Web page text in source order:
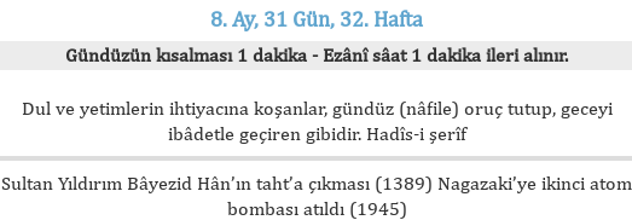
8. Ay, 31 Gün, 32. Hafta
Gündüzün kısalması 1 dakika - Ezânî sâat 1 dakika ileri alınır.
Dul ve yetimlerin ihtiyacına koşanlar, gündüz (nâfile) oruç tutup, geceyi
ibâdetle geçiren gibidir. Hadîs-i şerîf
Sultan Yıldırım Bâyezid Hân’ın taht’a çıkması (1389) Nagazaki’ye ikinci atom
bombası atıldı (1945)